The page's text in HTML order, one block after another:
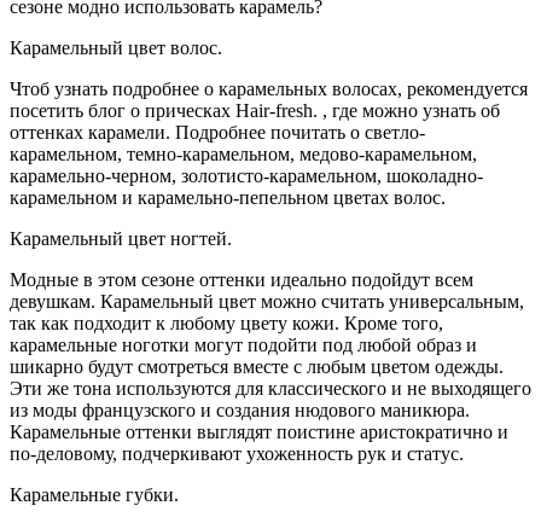
сезоне модно использовать карамель?
Карамельный цвет волос.
Чтоб узнать подробнее о карамельных волосах, рекомендуется
посетить блог о прическах Hair-fresh. , где можно узнать об
оттенках карамели. Подробнее почитать о светло-
карамельном, темно-карамельном, медово-карамельном,
карамельно-черном, золотисто-карамельном, шоколадно-
карамельном и карамельно-пепельном цветах волос.
Карамельный цвет ногтей.
Модные в этом сезоне оттенки идеально подойдут всем
девушкам. Карамельный цвет можно считать универсальным,
так как подходит к любому цвету кожи. Кроме того,
карамельные ноготки могут подойти под любой образ и
шикарно будут смотреться вместе с любым цветом одежды.
Эти же тона используются для классического и не выходящего
из моды французского и создания нюдового маникюра.
Карамельные оттенки выглядят поистине аристократично и
по-деловому, подчеркивают ухоженность рук и статус.
Карамельные губки.